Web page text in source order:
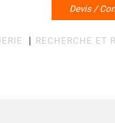
Devis /
RECHERCHE ET